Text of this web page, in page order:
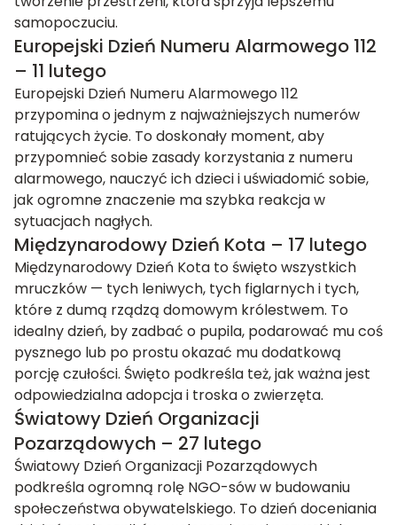
samopoczuciu.
Europejski Dzień Numeru Alarmowego 112
– 11 lutego
Europejski Dzień Numeru Alarmowego 112
przypomina o jednym z najważniejszych numerów
ratujących życie. To doskonały moment, aby
przypomnieć sobie zasady korzystania z numeru
alarmowego, nauczyć ich dzieci i uświadomić sobie,
jak ogromne znaczenie ma szybka reakcja w
sytuacjach nagłych.
Międzynarodowy Dzień Kota – 17 lutego
Międzynarodowy Dzień Kota to święto wszystkich
mruczków — tych leniwych, tych figlarnych i tych,
które z dumą rządzą domowym królestwem. To
idealny dzień, by zadbać o pupila, podarować mu coś
pysznego lub po prostu okazać mu dodatkową
porcję czułości. Święto podkreśla też, jak ważna jest
odpowiedzialna adopcja i troska o zwierzęta.
Światowy Dzień Organizacji
Pozarządowych – 27 lutego
Światowy Dzień Organizacji Pozarządowych
podkreśla ogromną rolę NGO-sów w budowaniu
społeczeństwa obywatelskiego. To dzień doceniania